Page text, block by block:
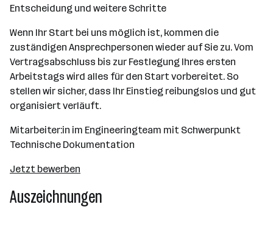
Entscheidung und weitere Schritte
Wenn Ihr Start bei uns möglich ist, kommen die
zuständigen Ansprechpersonen wieder auf Sie zu. Vom
Vertragsabschluss bis zur Festlegung Ihres ersten
Arbeitstags wird alles für den Start vorbereitet. So
stellen wir sicher, dass Ihr Einstieg reibungslos und gut
organisiert verläuft.
Mitarbeiter:in im Engineeringteam mit Schwerpunkt
Technische Dokumentation
Jetzt bewerben
Auszeichnungen